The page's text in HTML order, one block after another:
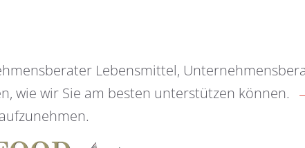
Lebensmittel,
wie wir Sie am besten unterstützen können.